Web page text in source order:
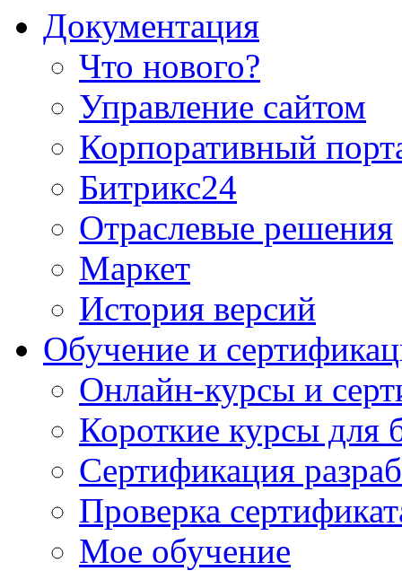
Документация
Что нового?
Управление сайтом
Корпоративный
Битрикс24
Отраслевые решения
Маркет
История версий
Обучение и
Онлайн-курсы и
Короткие курсы для
Сертификация
Проверка
Мое обучение